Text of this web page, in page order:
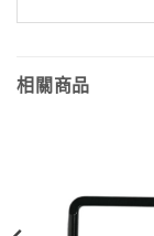
相關商品